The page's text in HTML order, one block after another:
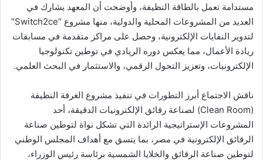
مستدامة تعمل بالطاقة النظيفة، وأوضحت أن المعهد يشارك في
العديد من المشروعات المحلية والدولية، منها مشروع “Switch2ce”
لتدوير النفايات الإلكترونية، وحصل على مراكز متقدمة في مسابقات
ريادة الأعمال، مما يعكس دوره الريادي في توطين تكنولوجيا
الإلكترونيات، وتعزيز التحول الرقمي، والاستثمار في البحث العلمي.
ناقش الاجتماع أبرز التطورات في تنفيذ مشروع الغرفة النظيفة
(Clean Room) لصناعة رقائق الإلكترونيات الدقيقة، أحد
المشروعات الإستراتيجية الرائدة التي تشكل نواة لتوطين صناعة
الرقائق الإلكترونية في مصر، بما يتسق مع أهداف المجلس الوطني
لتوطين صناعة الرقائق والخلايا الشمسية برئاسة رئيس الوزراء،